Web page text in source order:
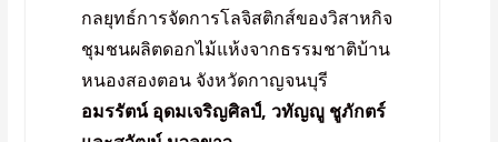
กลยุทธ์การจัดการโลจิสติกส์ของวิสาหกิจ
ชุมชนผลิตดอกไม้แห้งจากธรรมชาติบ้าน
หนองสองตอน จังหวัดกาญจนบุรี
อมรรัตน์ อุดมเจริญศิลป์, วทัญญู ชูภักตร์